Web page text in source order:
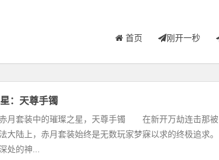
首页 刚开一秒
：天尊手镯
套装中的璀璨之星，天尊手镯 在新开万劫连击那被
大陆上，赤月套装始终是无数玩家梦寐以求的终极追求。
处的神...